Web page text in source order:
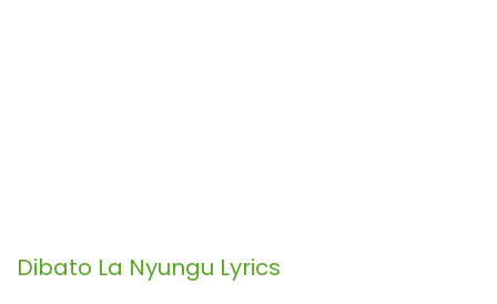
Dibato La Nyungu Lyrics